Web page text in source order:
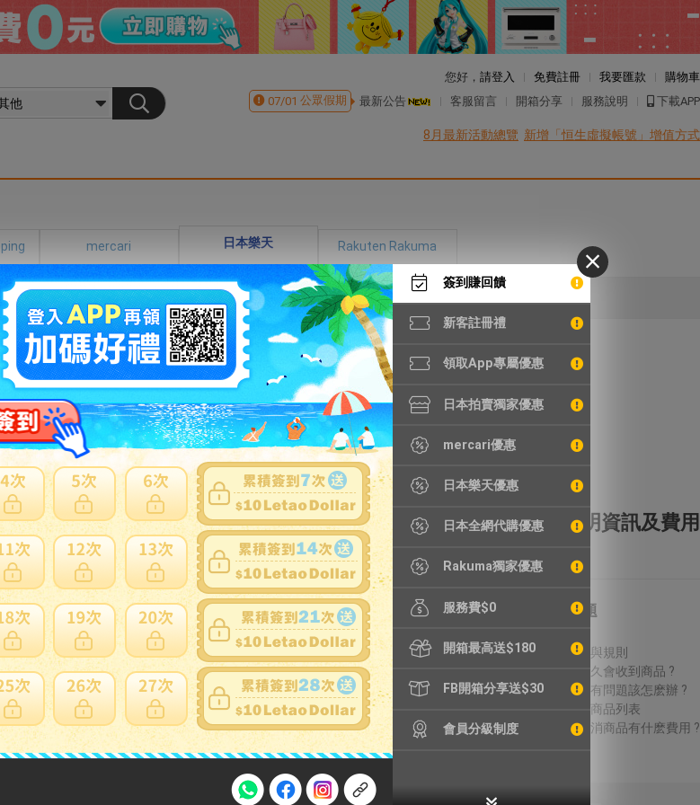
簽到賺回饋
新客註冊禮
領取App專屬優惠
日本拍賣獨家優惠
mercari優惠
日本樂天優惠
日本全網代購優惠
Rakuma獨家優惠
服務費$0
開箱最高送$180
FB開箱分享送$30
會員分級制度
您好， 請登入 免費註冊 我要匯款
購物車
07/01 公眾假期 最新公告 客服留言 開箱分享 服務說明 下載APP
8月最新活動總覽 新增「恒生虛擬帳號」增值方式
mercari 日本樂天 Rakuten Rakuma
円 - 円 篩選 圖片 列表
0~0件 / 0件跳至
理 運送損壞全額理賠 全透明資訊及費用
支付方式
FPS 轉數快 / Tap & Go 拍住賞 - FPS
銀行過數
Payme
自取點現金儲值
Alipay HK
信用卡
特別服務
鐵壺漏水檢測
精品鑑定
輪框拆除
加強包裝
常見問題
議價方式與規則
結標後多久會收到商品 ?
收到商品有問題該怎麽辦 ?
無法進口商品列表
得標後取消商品有什麽費用 ?